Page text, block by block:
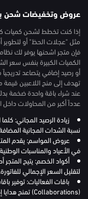
عروض وتخفيضات شحن
إذا كنت تخطط لشحن كميات
فإن متجر اشحنها يوفر لك
الكميات الكبيرة بنفس سعر
أو رصيد إضافي يتصاعد
تهدف إلى منح اللاعبين قيمة
عند شراء باقة واحدة ضخمة
عدداً أكبر من المحاولات داخل
نسبة الشدات المجانية
عروض المواسم: يقدم
في الأعياد والمناسبات
أكواد الخصم: يتيح المتجر
لتقليل السعر الإجمالي للفاتورة.
باقات الفعاليات: توفير
(Collaborations) تمنح هدايا إضافية.